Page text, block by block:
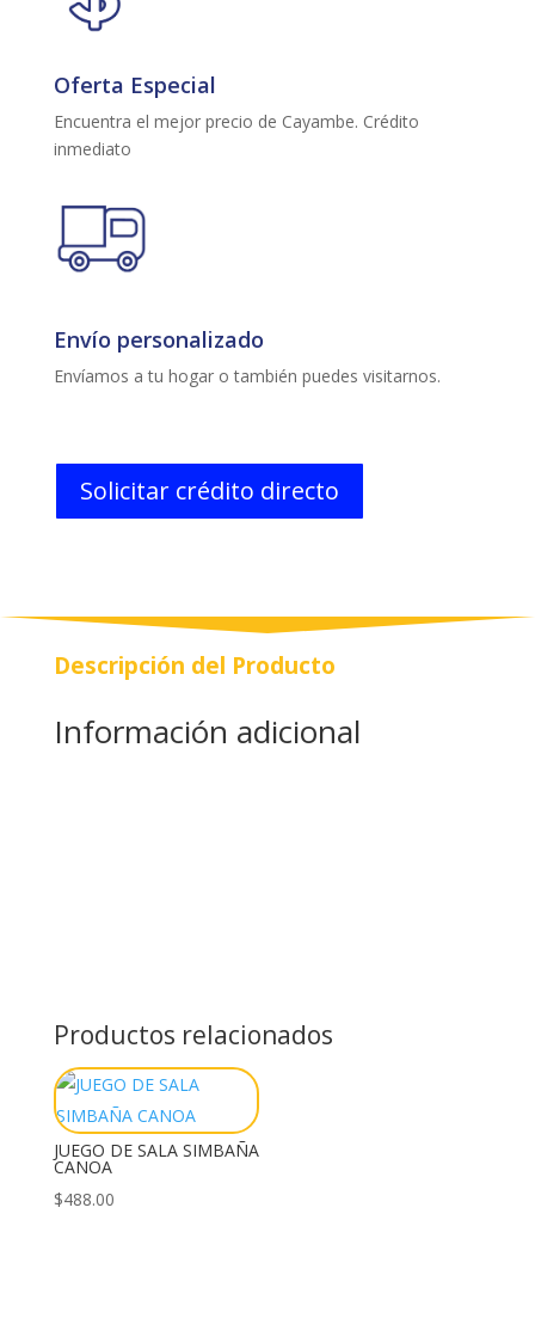
Oferta Especial
Encuentra el mejor precio de Cayambe. Crédito
inmediato
Envío personalizado
Envíamos a tu hogar o también puedes visitarnos.
Solicitar crédito directo
Descripción del Producto
Información adicional
Productos relacionados
JUEGO DE SALA SIMBAÑA
CANOA
$488.00